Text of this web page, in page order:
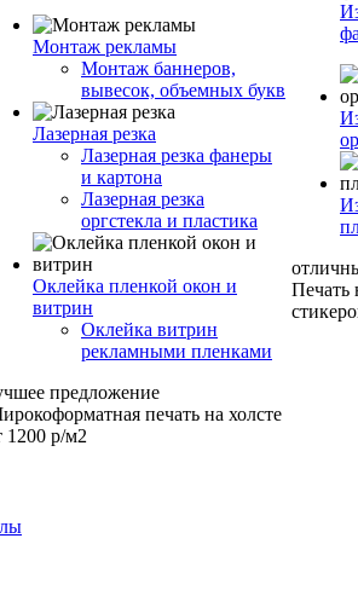
Монтаж рекламы
Монтаж баннеров,
вывесок, объемных букв
Лазерная резка
Лазерная резка фанеры
и картона
Лазерная резка
оргстекла и пластика
Оклейка пленкой окон и
витрин
Оклейка витрин
рекламными пленками
предложение
печать на холсте
1200 р/м2
Печать